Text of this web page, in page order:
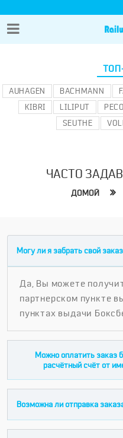
AUHAGEN BACHMANN
KIBRI
LILIPUT PECO
SEUTHE
ЧАСТО
ДОМОЙ
Могу ли я забрать свой
Да, Вы можете
партнерском пункте
пунктах выдачи
Можно оплатить заказ
расчётный счёт от
Возможна ли отправка